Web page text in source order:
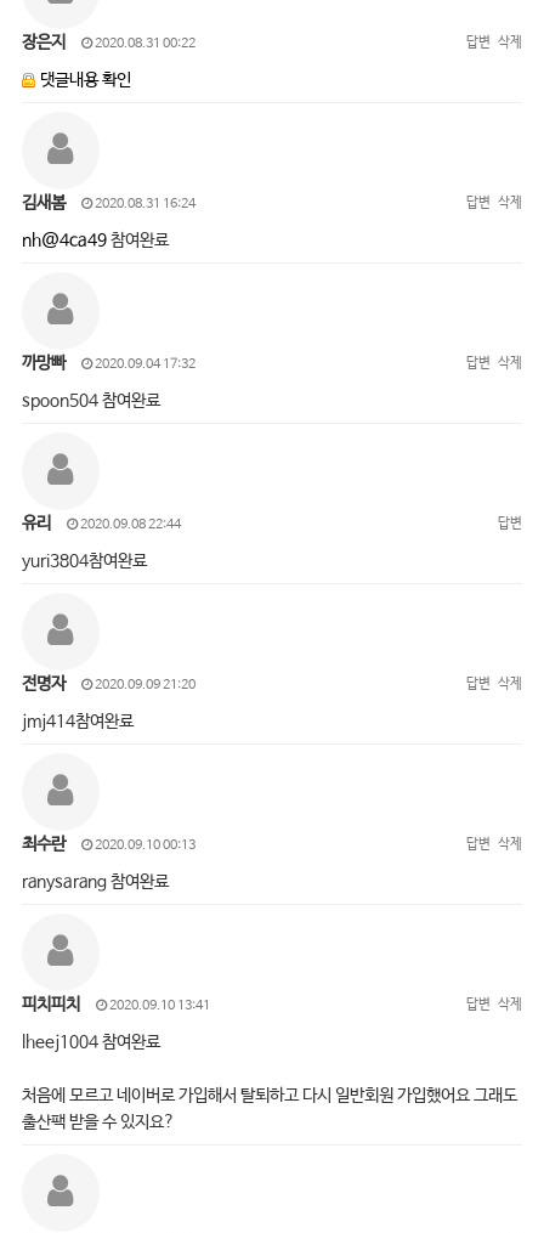
장은지 2020.08.31 00:22 답변 삭제
댓글내용 확인
김새봄 2020.08.31 16:24 답변 삭제
nh@4ca49참여완료
까망빠 2020.09.04 17:32 답변 삭제
spoon504 참여완료
유리 2020.09.08 22:44 답변
yuri3804참여완료
전명자 2020.09.09 21:20 답변 삭제
jmj414참여완료
최수란 2020.09.10 00:13 답변 삭제
ranysarang 참여완료
피치피치 2020.09.10 13:41 답변 삭제
lheej1004 참여완료
처음에 모르고 네이버로 가입해서 탈퇴하고 다시 일반회원 가입했어요 그래도
출산팩 받을 수 있지요?